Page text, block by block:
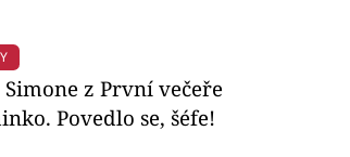
z První večeře
Povedlo se, šéfe!